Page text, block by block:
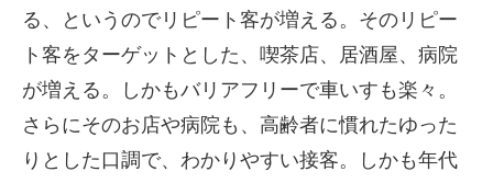
る、というのでリピート客が増える。そのリピー
ト客をターゲットとした、喫茶店、居酒屋、病院
が増える。しかもバリアフリーで車いすも楽々。
さらにそのお店や病院も、高齢者に慣れたゆった
りとした口調で、わかりやすい接客。しかも年代